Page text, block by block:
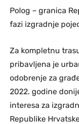
Polog – granica
fazi izgradnje
Za kompletnu
pribavljena je
odobrenje za
2022. godine
interesa za
Republike